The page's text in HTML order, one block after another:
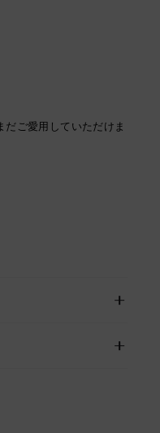
だご愛用していただけま